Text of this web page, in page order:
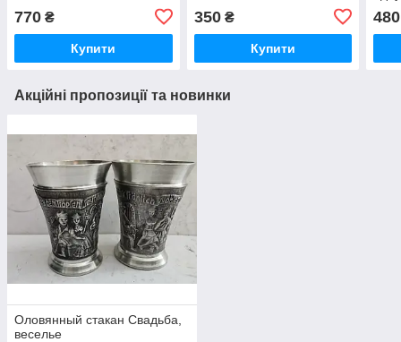
770 ₴
Купити
350₴
Купити
480
Акційні пропозиції та новинки
Оловянный стакан Свадьба,
веселье